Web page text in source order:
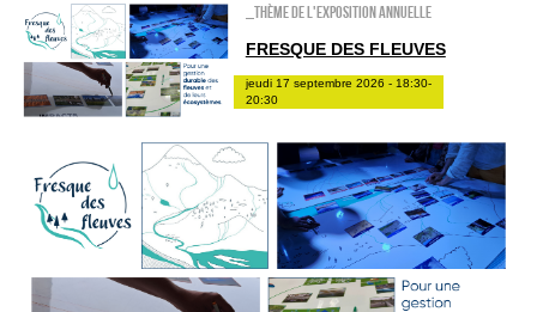
_Thème de l'exposition annuelle
FRESQUE DES FLEUVES
jeudi 17 septembre 2026 - 18:30-
20:30